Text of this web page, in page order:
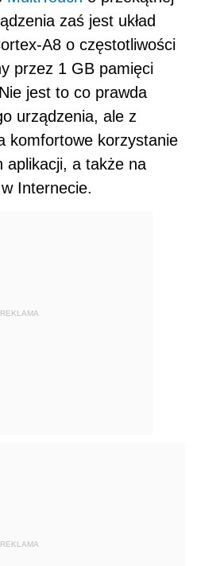
zaś jest układ
A8 o częstotliwości
przez 1 GB pamięci
jest to co prawda
urządzenia, ale z
komfortowe korzystanie
aplikacji, a także na
Internecie.
REKLAMA
REKLAMA